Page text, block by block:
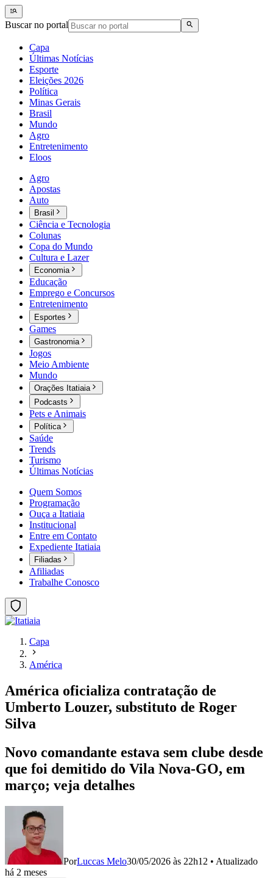
Buscar no portal
Capa
Últimas Notícias
Esporte
Eleições 2026
Política
Minas Gerais
Brasil
Mundo
Agro
Entretenimento
Eloos
Agro
Apostas
Auto
Brasil
Ciência e Tecnologia
Colunas
Copa do Mundo
Cultura e Lazer
Economia
Educação
Emprego e Concursos
Entretenimento
Esportes
Games
Gastronomia
Jogos
Meio Ambiente
Mundo
Orações Itatiaia
Podcasts
Pets e Animais
Política
Saúde
Trends
Turismo
Últimas Notícias
Quem Somos
Programação
Ouça a Itatiaia
Institucional
Entre em Contato
Expediente Itatiaia
Filiadas
Afiliadas
Trabalhe Conosco
Capa
América
América oficializa contratação de
Umberto Louzer, substituto de Roger
Silva
Novo comandante estava sem clube desde
que foi demitido do Vila Nova-GO, em
março; veja detalhes
PorLuccas Melo30/05/2026 às 22h12 • Atualizado
há 2 meses